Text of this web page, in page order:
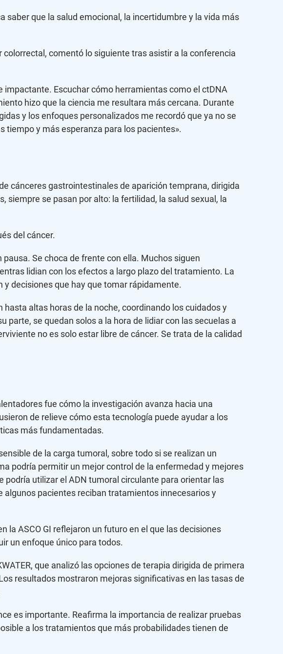
que la salud emocional, la incertidumbre y la vida más
comentó lo siguiente tras asistir a la conferencia
impactante. Escuchar cómo herramientas como el ctDNA
hizo que la ciencia me resultara más cercana. Durante
y los enfoques personalizados me recordó que ya no se
tiempo y más esperanza para los pacientes».
cánceres gastrointestinales de aparición temprana, dirigida
siempre se pasan por alto: la fertilidad, la salud sexual, la
del cáncer.
Se choca de frente con ella. Muchos siguen
lidian con los efectos a largo plazo del tratamiento. La
decisiones que hay que tomar rápidamente.
altas horas de la noche, coordinando los cuidados y
se quedan solos a la hora de lidiar con las secuelas a
no es solo estar libre de cáncer. Se trata de la calidad
fue cómo la investigación avanza hacia una
de relieve cómo esta tecnología puede ayudar a los
más fundamentadas.
de la carga tumoral, sobre todo si se realizan un
podría permitir un mejor control de la enfermedad y mejores
podría utilizar el ADN tumoral circulante para orientar las
pacientes reciban tratamientos innecesarios y
la ASCO GI reflejaron un futuro en el que las decisiones
un enfoque único para todos.
que analizó las opciones de terapia dirigida de primera
resultados mostraron mejoras significativas en las tasas de
es importante. Reafirma la importancia de realizar pruebas
a los tratamientos que más probabilidades tienen de